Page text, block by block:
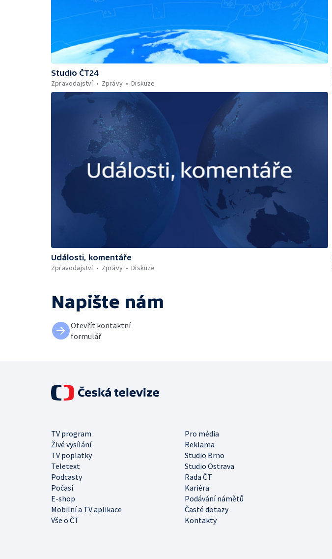
Studio ČT24
Zpravodajství
Zprávy Diskuze
Události, komentáře
Zpravodajství
Zprávy Diskuze
Napište nám
Otevřít kontaktní
formulář
TV program
Pro média
Živé vysílání
Reklama
TV poplatky
Studio Brno
Teletext
Studio Ostrava
Podcasty
Rada ČT
Počasí
Kariéra
E-shop
Podávání námětů
Mobilní a TV aplikace
Časté dotazy
Vše o ČT
Kontakty